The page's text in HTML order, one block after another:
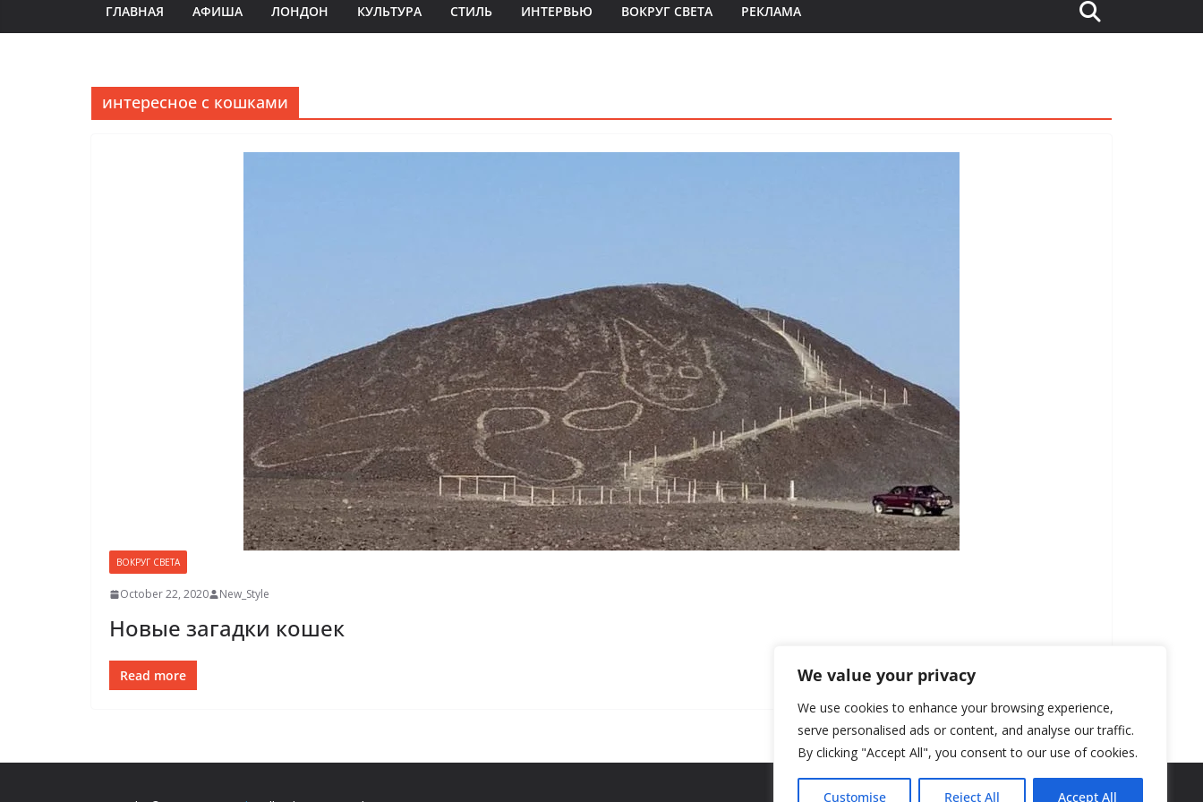
We value your privacy
We use cookies to enhance your browsing experience,
serve personalised ads or content, and analyse our traffic.
By clicking "Accept All", you consent to our use of cookies.
Customise Reject All Accept All
ГЛАВНАЯ АФИША ЛОНДОН КУЛЬТУРА СТИЛЬ ИНТЕРВЬЮ ВОКРУГ СВЕТА РЕКЛАМА
интересное с кошками
ВОКРУГ СВЕТА
October 22, 2020 New_Style
Новые загадки кошек
Read more